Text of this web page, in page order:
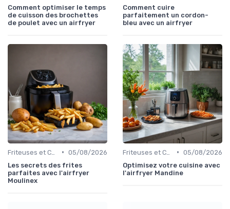
Comment optimiser le temps
de cuisson des brochettes
de poulet avec un airfryer
Comment cuire
parfaitement un cordon-
bleu avec un airfryer
• 05/08/2026
Les secrets des frites
parfaites avec l'airfryer
Moulinex
• 05/08/2026
Optimisez votre cuisine avec
l'airfryer Mandine